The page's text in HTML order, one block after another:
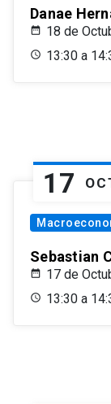
Danae
18 de
13:30 a
17
Sebastian
17 de
13:30 a